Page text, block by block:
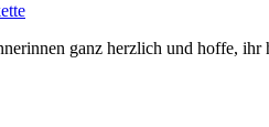
ganz herzlich und hoffe, ihr